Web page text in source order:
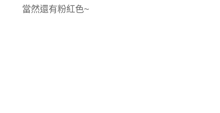
當然還有粉紅色~